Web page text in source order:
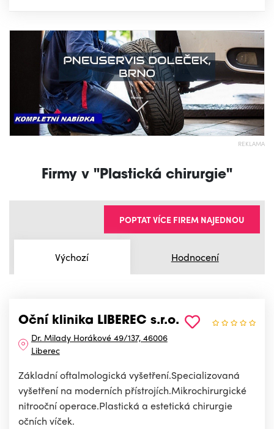
REKLAMA
Firmy v "Plastická chirurgie"
Výchozí Hodnocení
POPTAT VÍCE FIREM NAJEDNOU
Oční klinika LIBEREC s.r.o.
Dr. Milady Horákové 49/137, 46006
Liberec
Základní oftalmologická vyšetření.Specializovaná
vyšetření na moderních přístrojích.Mikrochirurgické
nitrooční operace.Plastická a estetická chirurgie
očních víček.